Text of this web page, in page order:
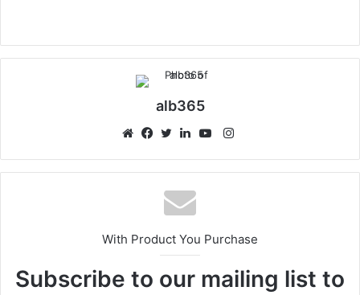
alb365
Instagram
With Product You Purchase
Subscribe to our mailing list to